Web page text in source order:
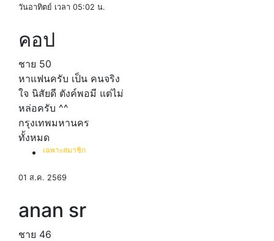
วันอาทิตย์ เวลา 05:02 น.
คอป
ชาย 50
หาแฟนครับ เป็น คนจริง
ใจ นิสัยดี ตังค์พอมี แต่ไม่
หล่อครับ ^^
กรุงเทพมหานคร
ทั้งหมด
เฉพาะสมาชิก
01 ส.ค. 2569
anan sr
ชาย 46